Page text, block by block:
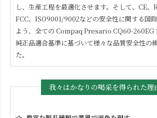
し、生産工程を最適化させます。そして、CE、
FCC、ISO9001/9002などの安全性に関する国
よう、全ての Compaq Presario CQ60-260EG
純正品適合基準に基づいて様々な品質安全性の
た。
我々はかなりの喝采を得られた理